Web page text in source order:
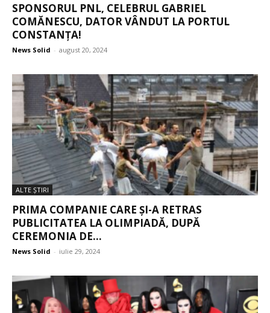
SPONSORUL PNL, CELEBRUL GABRIEL
COMĂNESCU, DATOR VÂNDUT LA PORTUL
CONSTANȚA!
News Solid - august 20, 2024
ALTE ŞTIRI
PRIMA COMPANIE CARE ȘI-A RETRAS
PUBLICITATEA LA OLIMPIADĂ, DUPĂ
CEREMONIA DE...
News Solid - iulie 29, 2024